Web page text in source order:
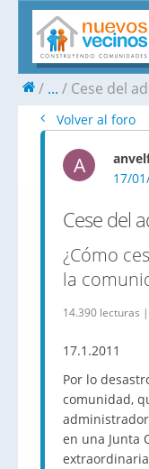
... Cese del
Volver al foro
A
17/
Cese del
¿Cómo
la
14.390 lecturas
17.1.2011
Por lo
comunidad,
en una Junta